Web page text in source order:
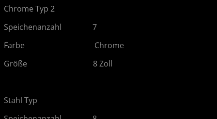
Chrome Typ 2
Speichenanzahl 7
Farbe Chrome
Größe 8 Zoll
Stahl Typ